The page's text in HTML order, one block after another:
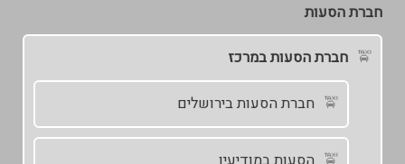
חברת הסעות
חברת הסעות במרכז
חברת הסעות בירושלים